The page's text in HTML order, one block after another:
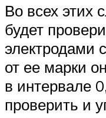
Во всех этих
будет
электродами
от ее марки
в интервале
проверить и